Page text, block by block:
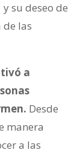
su deseo de
las
a
Desde
manera
a las